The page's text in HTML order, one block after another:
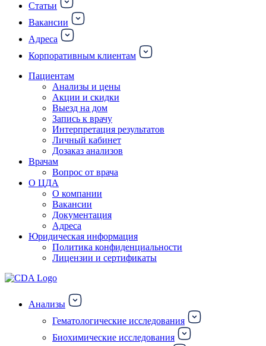
Статьи
Вакансии
Адреса
Корпоративным клиентам
Пациентам
Анализы и цены
Акции и скидки
Выезд на дом
Запись к врачу
Интерпретация результатов
Личный кабинет
Дозаказ анализов
Врачам
Вопрос от врача
О ЦДА
О компании
Вакансии
Документация
Адреса
Юридическая информация
Политика конфиденциальности
Лицензии и сертификаты
Анализы
Гематологические исследования
Биохимические исследования